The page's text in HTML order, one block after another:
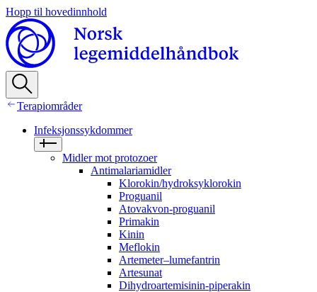
Hopp til hovedinnhold
Terapiområder
Infeksjonssykdommer
Midler mot protozoer
Antimalariamidler
Klorokin/hydroksyklorokin
Proguanil
Atovakvon-proguanil
Primakin
Kinin
Meflokin
Artemeter–lumefantrin
Artesunat
Dihydroartemisinin-piperakin